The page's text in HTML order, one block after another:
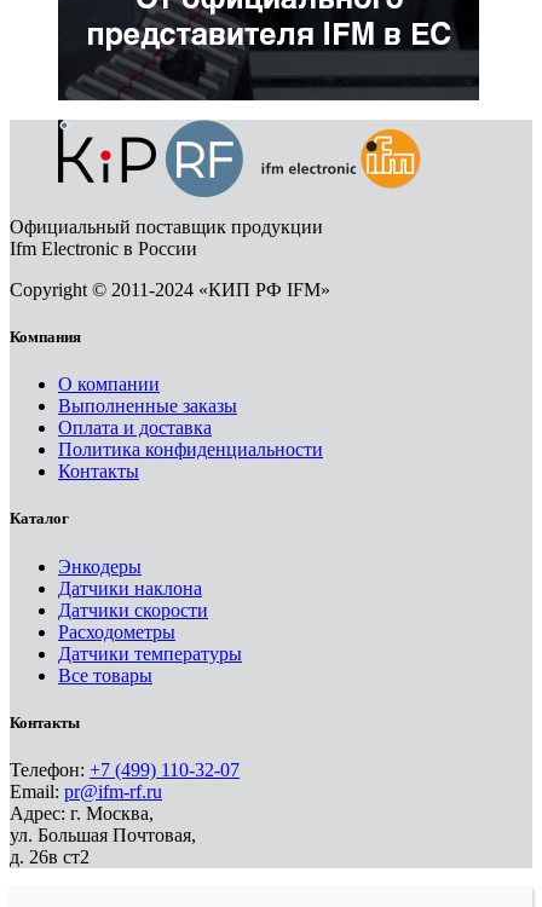
Официальный поставщик продукции
Ifm Electronic в России
Copyright © 2011-2024 «КИП РФ IFM»
Компания
О компании
Выполненные заказы
Оплата и доставка
Политика конфиденциальности
Контакты
Каталог
Энкодеры
Датчики наклона
Датчики скорости
Расходометры
Датчики температуры
Все товары
Контакты
Телефон: +7 (499) 110-32-07
Email: pr@ifm-rf.ru
Адрес: г. Москва,
ул. Большая Почтовая,
д. 26в ст2